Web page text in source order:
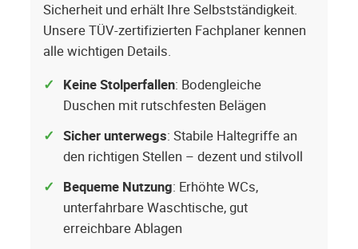
Sicherheit und erhält Ihre Selbstständigkeit.
Unsere TÜV-zertifizierten Fachplaner kennen
alle wichtigen Details.
Keine Stolperfallen: Bodengleiche
Duschen mit rutschfesten Belägen
Sicher unterwegs: Stabile Haltegriffe an
den richtigen Stellen – dezent und stilvoll
Bequeme Nutzung: Erhöhte WCs,
unterfahrbare Waschtische, gut
erreichbare Ablagen